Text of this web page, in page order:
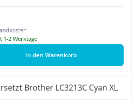
1-2 Werktage
In den Warenkorb